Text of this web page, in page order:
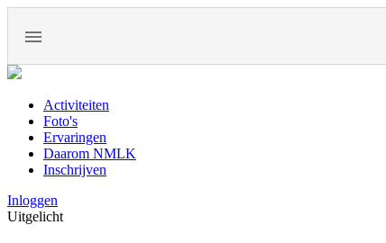
Activiteiten
Foto's
Ervaringen
Daarom NMLK
Inschrijven
Inloggen
Uitgelicht